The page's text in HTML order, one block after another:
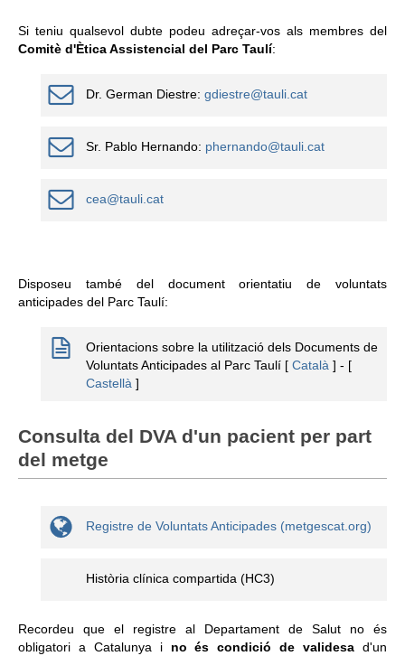
Si teniu qualsevol dubte podeu adreçar-vos als membres del
Comitè d'Ètica Assistencial del Parc Taulí­:
Dr. German Diestre: gdiestre@tauli.cat
Sr. Pablo Hernando: phernando@tauli.cat
cea@tauli.cat
Disposeu també del document orientatiu de voluntats
anticipades del Parc Taulí­:
Orientacions sobre la utilització dels Documents de
Voluntats Anticipades al Parc Taulí­ [ Català ] - [
Castellà ]
Consulta del DVA d'un pacient per part
del metge
Registre de Voluntats Anticipades (metgescat.org)
Història clí­nica compartida (HC3)
Recordeu que el registre al Departament de Salut no és
obligatori a Catalunya i no és condició de validesa d'un